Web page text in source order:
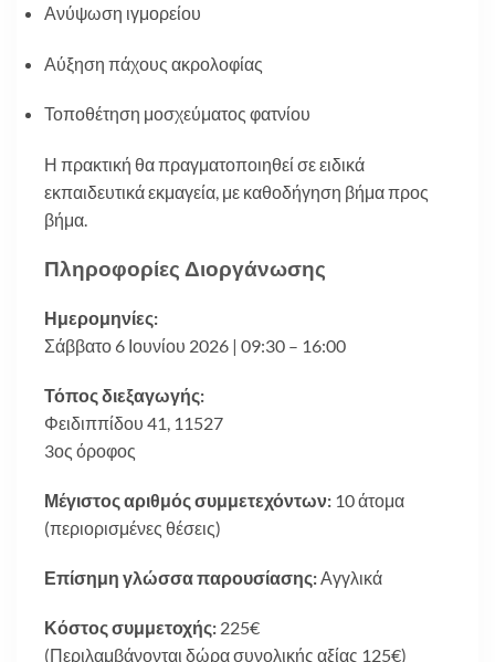
Ανύψωση ιγμορείου
Αύξηση πάχους ακρολοφίας
Τοποθέτηση μοσχεύματος φατνίου
Η πρακτική θα πραγματοποιηθεί σε ειδικά
εκπαιδευτικά εκμαγεία, με καθοδήγηση βήμα προς
βήμα.
Πληροφορίες Διοργάνωσης
Ημερομηνίες:
Σάββατο 6 Ιουνίου 2026 | 09:30 – 16:00
Τόπος διεξαγωγής:
Φειδιππίδου 41, 11527
3ος όροφος
Μέγιστος αριθμός συμμετεχόντων: 10 άτομα
(περιορισμένες θέσεις)
Επίσημη γλώσσα παρουσίασης:Αγγλικά
Κόστος συμμετοχής: 225€
(Περιλαμβάνονται δώρα συνολικής αξίας 125€)